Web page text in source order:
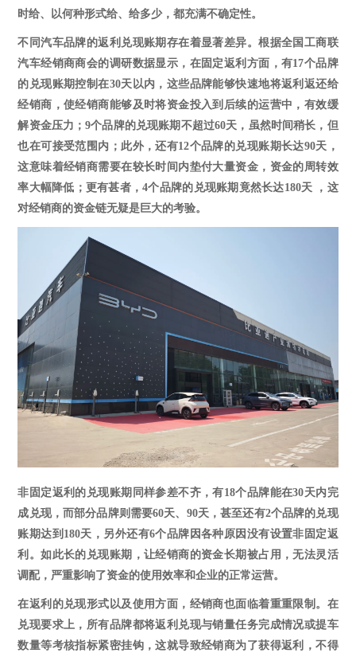
时给、以何种形式给、给多少，都充满不确定性。
不同汽车品牌的返利兑现账期存在着显著差异。根据全国工商联
汽车经销商商会的调研数据显示，在固定返利方面，有17个品牌
的兑现账期控制在30天以内，这些品牌能够快速地将返利返还给
经销商，使经销商能够及时将资金投入到后续的运营中，有效缓
解资金压力；9个品牌的兑现账期不超过60天，虽然时间稍长，但
也在可接受范围内； 此外，还有12个品牌的兑现账期长达90天，
这意味着经销商需要在较长时间内垫付大量资金，资金的周转效
率大幅降低；更有甚者，4个品牌的兑现账期竟然长达180天 ，这
对经销商的资金链无疑是巨大的考验。
非固定返利的兑现账期同样参差不齐，有18个品牌能在30天内完
成兑现，而部分品牌则需要60天、90天，甚至还有2个品牌的兑现
账期达到180天，另外还有6个品牌因各种原因没有设置非固定返
利。如此长的兑现账期，让经销商的资金长期被占用，无法灵活
调配，严重影响了资金的使用效率和企业的正常运营。
在返利的兑现形式以及使用方面，经销商也面临着重重限制。在
兑现要求上，所有品牌都将返利兑现与销量任务完成情况或提车
数量等考核指标紧密挂钩，这就导致经销商为了获得返利，不得